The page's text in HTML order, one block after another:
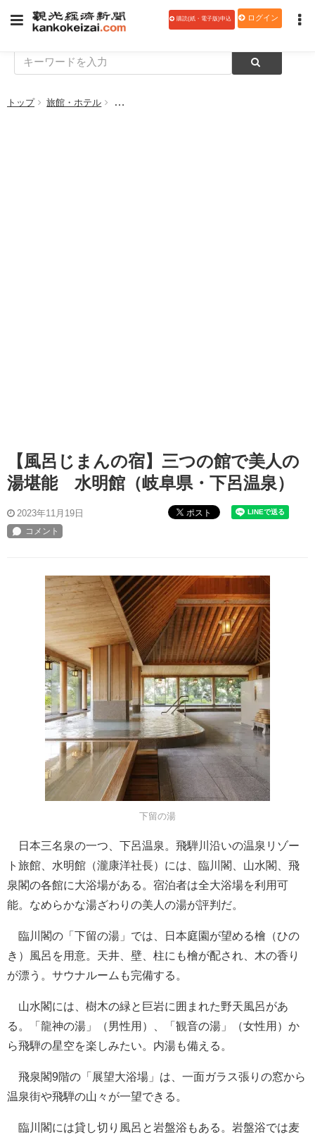
購読(紙・電子版)申込 ログイン
トップ 旅館・ホテル 【風呂じまんの宿】三つの館で美人の湯堪能
【風呂じまんの宿】三つの館で美人の
湯堪能 水明館（岐阜県・下呂温泉）
2023年11月19日 ポスト
下留の湯
日本三名泉の一つ、下呂温泉。飛騨川沿いの温泉リゾー
ト旅館、水明館（瀧康洋社長）には、臨川閣、山水閣、飛
泉閣の各館に大浴場がある。宿泊者は全大浴場を利用可
能。なめらかな湯ざわりの美人の湯が評判だ。
臨川閣の「下留の湯」では、日本庭園が望める檜（ひの
き）風呂を用意。天井、壁、柱にも檜が配され、木の香り
が漂う。サウナルームも完備する。
山水閣には、樹木の緑と巨岩に囲まれた野天風呂があ
る。「龍神の湯」（男性用）、「観音の湯」（女性用）か
ら飛騨の星空を楽しみたい。内湯も備える。
飛泉閣9階の「展望大浴場」は、一面ガラス張りの窓から
温泉街や飛騨の山々が一望できる。
臨川閣には貸し切り風呂と岩盤浴もある。岩盤浴では麦